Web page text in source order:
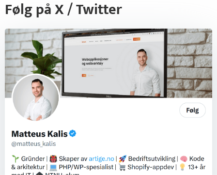
Følg på X / Twitter